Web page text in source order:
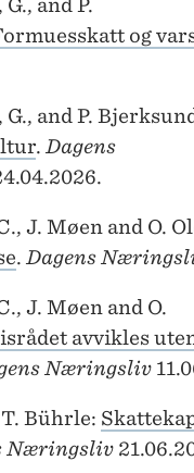
and P.
og
and P.
. Dagens
J. Møen and O.
. Dagens
J. Møen and O.
avvikles
Næringsliv
Bührle:
Næringsliv